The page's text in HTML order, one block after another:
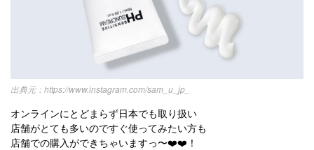
https://www.instagram.com/sam_u_jp_
オンラインにとどまらず日本でも取り扱い
店舗がとても多いのですぐ使ってみたい方も
店舗での購入ができちゃいますっ〜❤️❤️！